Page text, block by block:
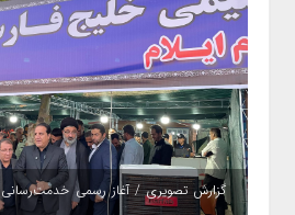
گزارش تصویری / آغاز رسمی خدمت‌رسانی